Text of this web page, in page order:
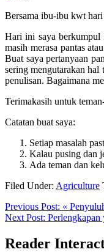
Bersama ibu-ibu kwt
Hari ini saya berkumpul
masih merasa pantas
Buat saya pertanyaan
sering mengutarakan hal
penulisan. Bagaimana
Terimakasih untuk
Catatan buat saya:
Setiap masalah
Kalau pusing dan
Ada teman dan
Filed Under: Agriculture
Previous Post: «
Next Post:
Reader